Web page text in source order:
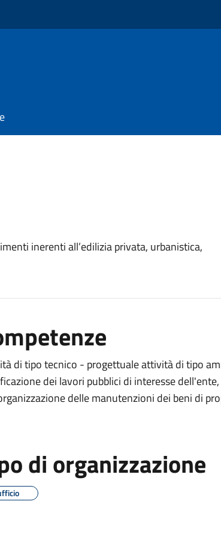
inerenti all’edilizia privata, urbanistica,
di tipo tecnico - progettuale attività di tipo
dei lavori pubblici di interesse
delle manutenzioni dei beni di
di organizzazione